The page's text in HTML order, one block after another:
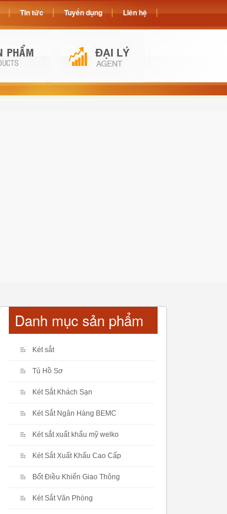
Danh mục sản phẩm
Két sắt
Tủ Hồ Sơ
Két Sắt Khách Sạn
Két Sắt Ngân Hàng BEMC
Két sắt xuất khẩu mỹ welko
Két Sắt Xuất Khẩu Cao Cấp
Bốt Điều Khiển Giao Thông
Két Sắt Văn Phòng
Tin tức Tuyển dụng Liên hệ